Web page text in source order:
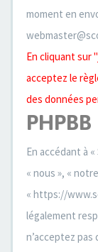
moment en
En cliquant sur
acceptez le
des données
PHPBB
En accédant à
« nous », «
« https://
légalement
n’acceptez